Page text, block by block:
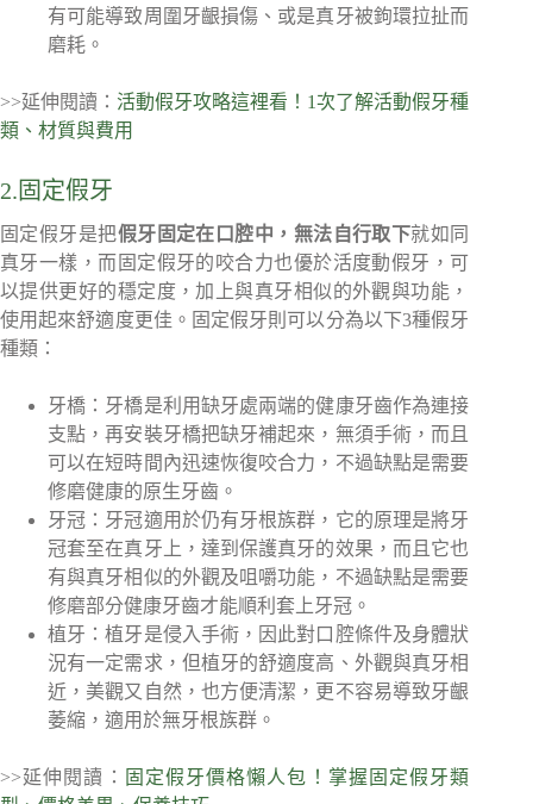
有可能導致周圍牙齦損傷、或是真牙被鉤環拉扯而
磨耗。
>>延伸閱讀： 活動假牙攻略這裡看！1次了解活動假牙種
類、材質與費用
2.固定假牙
固定假牙是把假牙固定在口腔中，無法自行取下就如同
真牙一樣，而固定假牙的咬合力也優於活度動假牙，可
以提供更好的穩定度，加上與真牙相似的外觀與功能，
使用起來舒適度更佳。固定假牙則可以分為以下3種假牙
種類：
牙橋：牙橋是利用缺牙處兩端的健康牙齒作為連接
支點，再安裝牙橋把缺牙補起來，無須手術，而且
可以在短時間內迅速恢復咬合力，不過缺點是需要
修磨健康的原生牙齒。
牙冠：牙冠適用於仍有牙根族群，它的原理是將牙
冠套至在真牙上，達到保護真牙的效果，而且它也
有與真牙相似的外觀及咀嚼功能，不過缺點是需要
修磨部分健康牙齒才能順利套上牙冠。
植牙：植牙是侵入手術，因此對口腔條件及身體狀
況有一定需求，但植牙的舒適度高、外觀與真牙相
近，美觀又自然，也方便清潔，更不容易導致牙齦
萎縮，適用於無牙根族群。
>>延伸閱讀：
固定假牙價格懶人包！掌握固定假牙類